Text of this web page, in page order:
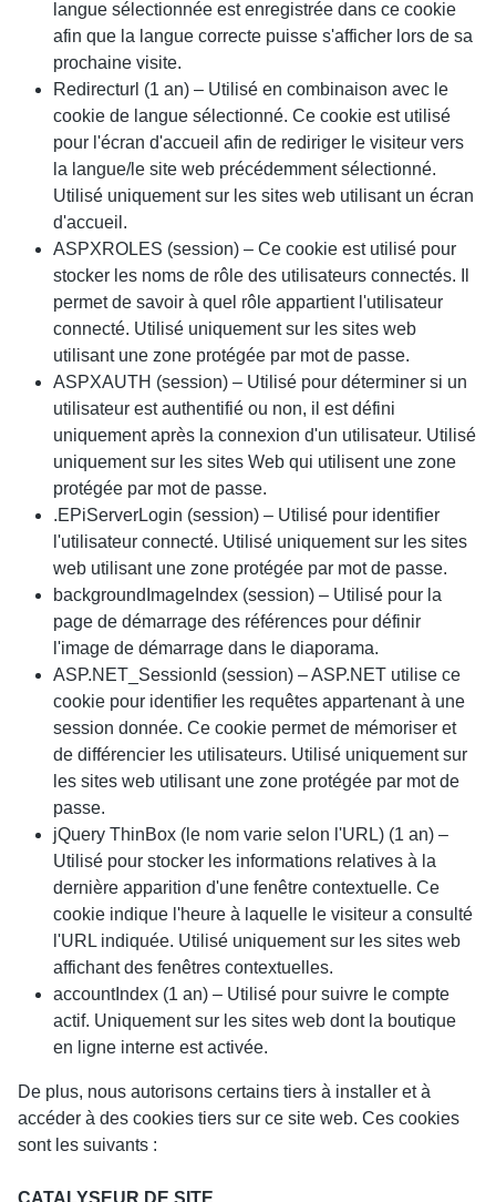
langue sélectionnée est enregistrée dans ce cookie
afin que la langue correcte puisse s'afficher lors de sa
prochaine visite.
Redirecturl (1 an) – Utilisé en combinaison avec le
cookie de langue sélectionné. Ce cookie est utilisé
pour l'écran d'accueil afin de rediriger le visiteur vers
la langue/le site web précédemment sélectionné.
Utilisé uniquement sur les sites web utilisant un écran
d'accueil.
ASPXROLES (session) – Ce cookie est utilisé pour
stocker les noms de rôle des utilisateurs connectés. Il
permet de savoir à quel rôle appartient l'utilisateur
connecté. Utilisé uniquement sur les sites web
utilisant une zone protégée par mot de passe.
ASPXAUTH (session) – Utilisé pour déterminer si un
utilisateur est authentifié ou non, il est défini
uniquement après la connexion d'un utilisateur. Utilisé
uniquement sur les sites Web qui utilisent une zone
protégée par mot de passe.
.EPiServerLogin (session) – Utilisé pour identifier
l'utilisateur connecté. Utilisé uniquement sur les sites
web utilisant une zone protégée par mot de passe.
backgroundImageIndex (session) – Utilisé pour la
page de démarrage des références pour définir
l'image de démarrage dans le diaporama.
ASP.NET_SessionId (session) – ASP.NET utilise ce
cookie pour identifier les requêtes appartenant à une
session donnée. Ce cookie permet de mémoriser et
de différencier les utilisateurs. Utilisé uniquement sur
les sites web utilisant une zone protégée par mot de
passe.
jQuery ThinBox (le nom varie selon l'URL) (1 an) –
Utilisé pour stocker les informations relatives à la
dernière apparition d'une fenêtre contextuelle. Ce
cookie indique l'heure à laquelle le visiteur a consulté
l'URL indiquée. Utilisé uniquement sur les sites web
affichant des fenêtres contextuelles.
accountIndex (1 an) – Utilisé pour suivre le compte
actif. Uniquement sur les sites web dont la boutique
en ligne interne est activée.
De plus, nous autorisons certains tiers à installer et à
accéder à des cookies tiers sur ce site web. Ces cookies
sont les suivants :
CATALYSEUR DE SITE